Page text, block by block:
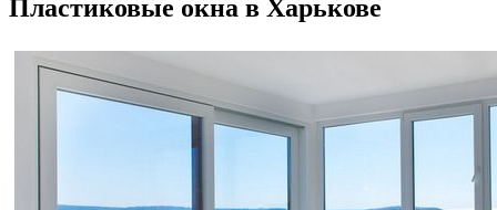
Пластиковые окна в Харькове